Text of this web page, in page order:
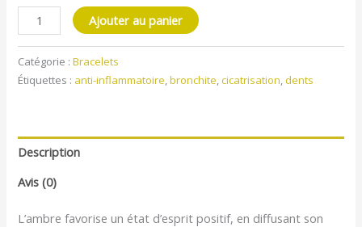
Ajouter au panier
Catégorie :Bracelets
Étiquettes : anti-inflammatoire,bronchite,cicatrisation,dents
Description
Avis (0)
L’ambre favorise un état d’esprit positif, en diffusant son